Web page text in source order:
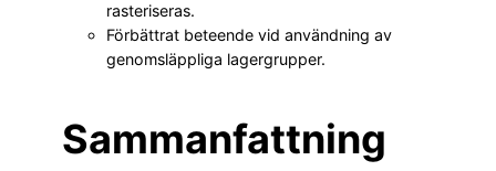
rasteriseras.
Förbättrat beteende vid användning av
genomsläppliga lagergrupper.
Sammanfattning